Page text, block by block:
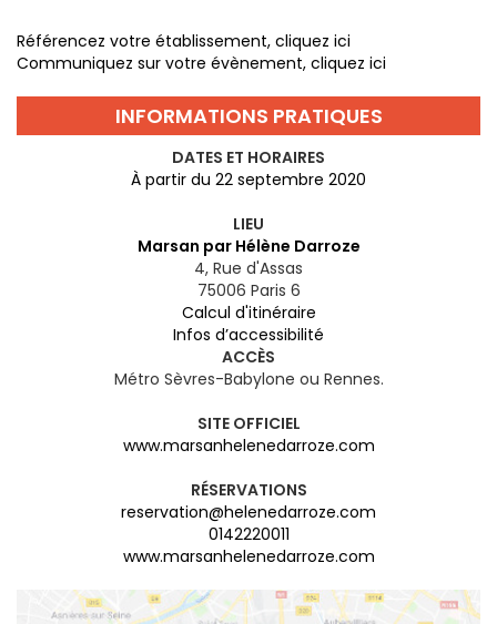
Référencez votre établissement, cliquez ici
Communiquez sur votre évènement, cliquez ici
INFORMATIONS PRATIQUES
DATES ET HORAIRES
À partir du 22 septembre 2020
LIEU
Marsan par Hélène Darroze
4, Rue d'Assas
75006 Paris 6
Calcul d'itinéraire
Infos d’accessibilité
ACCÈS
Métro Sèvres-Babylone ou Rennes.
SITE OFFICIEL
www.marsanhelenedarroze.com
RÉSERVATIONS
reservation@helenedarroze.com
0142220011
www.marsanhelenedarroze.com